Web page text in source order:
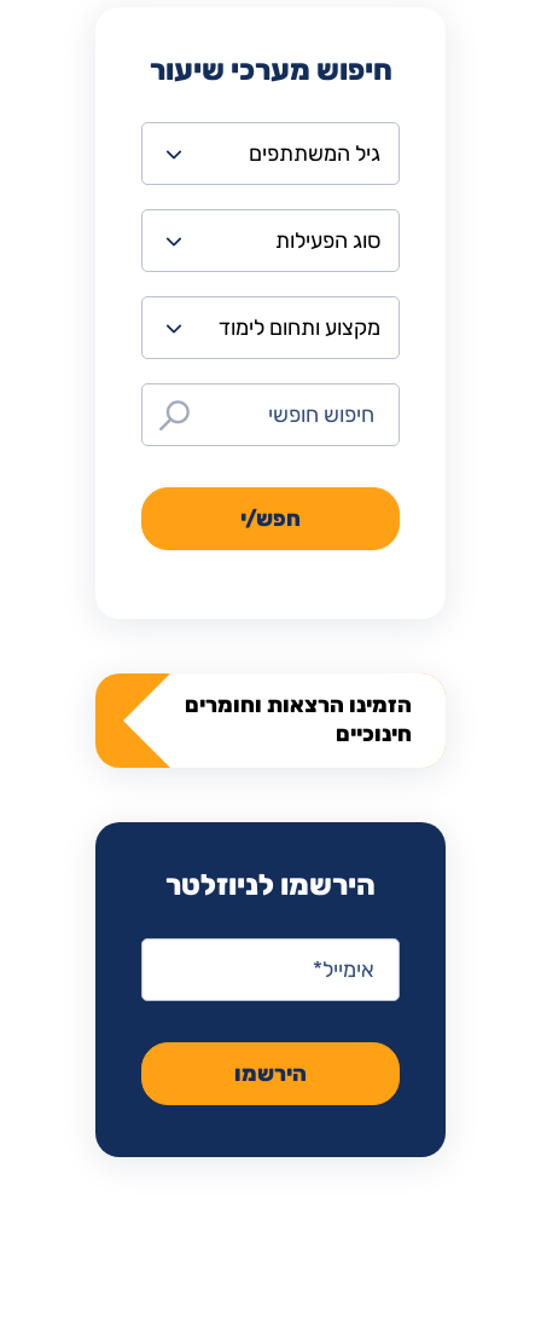
חיפוש מערכי שיעור
חפש/י
הזמינו הרצאות וחומרים
חינוכיים
הירשמו לניוזלטר
אימייל
הירשמו